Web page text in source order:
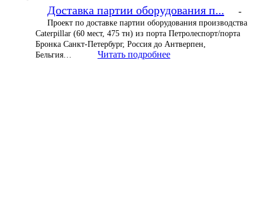
Доставка партии оборудования п... -
Проект по доставке партии оборудования производства
Caterpillar (60 мест, 475 тн) из порта Петролеспорт/порта
Бронка Санкт-Петербург, Россия до Антверпен,
Бельгия…
Читать подробнее